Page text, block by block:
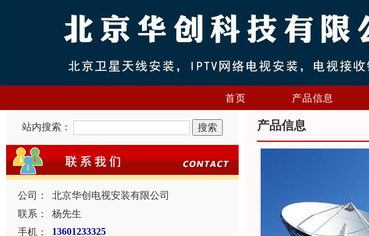
首页 产品信息
站内搜索：
公司：
北京华创电视安装有限公司
联系：
杨先生
手机：
13601233325
产品信息